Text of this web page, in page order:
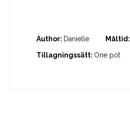
Author: Danielle Måltid:
Tillagningssätt: One pot